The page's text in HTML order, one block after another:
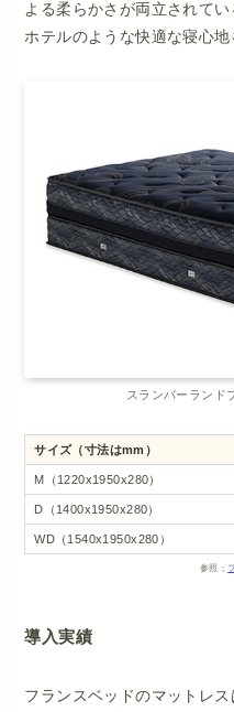
よる柔らかさが両立されて
ホテルのような快適な寝心地
スランバーランド
サイズ（寸法はmm）
M（1220x1950x280）
D（1400x1950x280）
WD（1540x1950x280）
参照；
導入実績
フランスベッドのマットレ